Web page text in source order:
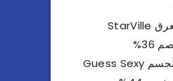
عرض مميز على مزيل العرق StarVille
عرض مميز على معطر الجسم Guess Sexy